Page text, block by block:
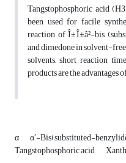
Tangstophosphoric acid
been used for facile
reaction of Î±,Î±â²-bis
and dimedone in solvent-
solvents, short reaction
products are the advantages
α α′-Bis(substituted-
Tangstophosphoric acid